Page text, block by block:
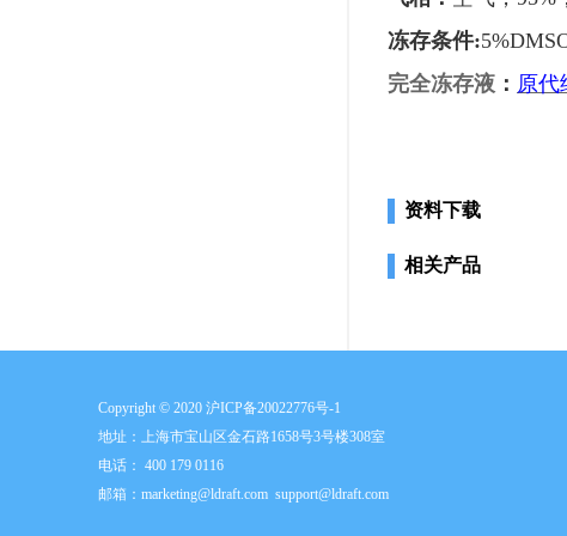
冻存条件:
完全冻存液 ： 原代
资料下载
相关产品
Copyright © 2020 沪ICP备20022776号-1
地址：上海市宝山区金石路1658号3号楼308室
电话： 400 179 0116
邮箱： marketing@ldraft.com support@ldraft.com